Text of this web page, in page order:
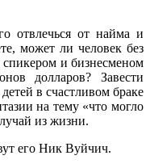
отвлечься от найма и
может ли человек без
спикером и бизнесменом
долларов? Завести
в счастливом браке
на тему «что могло
из жизни.
его Ник Вуйчич.